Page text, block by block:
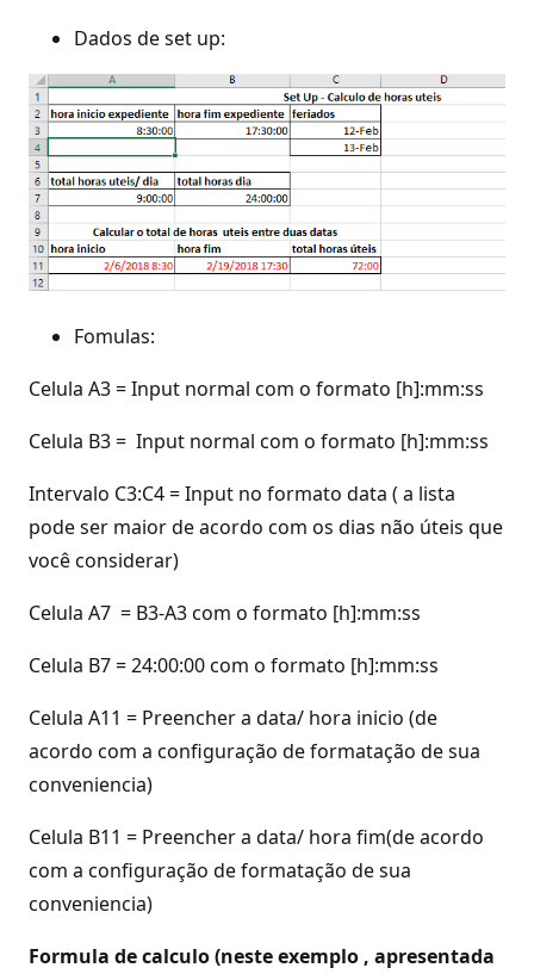
Dados de set up:
Fomulas:
Celula A3 = Input normal com o formato [h]:mm:ss
Celula B3 = Input normal com o formato [h]:mm:ss
Intervalo C3:C4 = Input no formato data ( a lista
pode ser maior de acordo com os dias não úteis que
você considerar)
Celula A7 = B3-A3 com o formato [h]:mm:ss
Celula B7 = 24:00:00 com o formato [h]:mm:ss
Celula A11 = Preencher a data/ hora inicio (de
acordo com a configuração de formatação de sua
conveniencia)
Celula B11 = Preencher a data/ hora fim(de acordo
com a configuração de formatação de sua
conveniencia)
Formula de calculo (neste exemplo , apresentada